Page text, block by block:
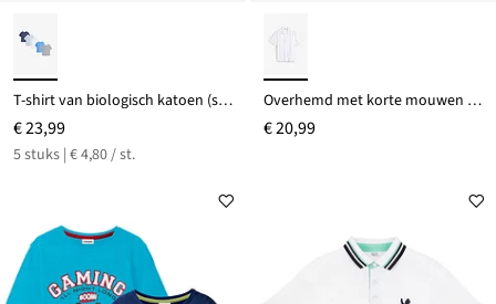
T-shirt van biologisch katoen (set van 5)
€ 23,99
5 stuks | € 4,80 / st.
Overhemd met korte mouwen in een luchtige linnenmix
€ 20,99